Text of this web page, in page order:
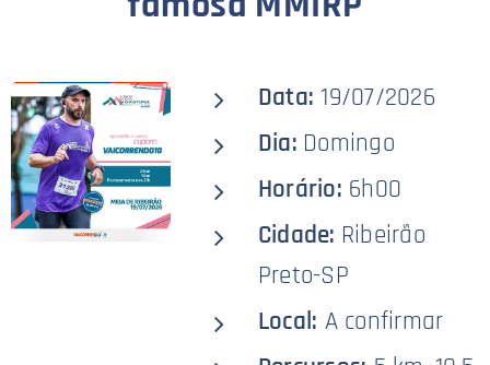
Data: 19/07/2026
Dia: Domingo
Horário: 6h00
Cidade: Ribeirão
Preto-SP
Local: A confirmar